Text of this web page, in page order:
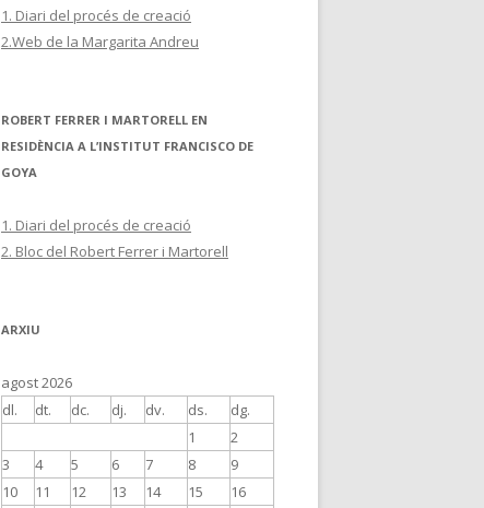
1. Diari del procés de creació
2.Web de la Margarita Andreu
ROBERT FERRER I MARTORELL EN
RESIDÈNCIA A L’INSTITUT FRANCISCO DE
GOYA
1. Diari del procés de creació
2. Bloc del Robert Ferrer i Martorell
ARXIU
agost 2026
dl.
dt. dc. dj. dv. ds. dg.
1
2
3
4 5 6 7 8
9
10
11 12 13 14 15
16